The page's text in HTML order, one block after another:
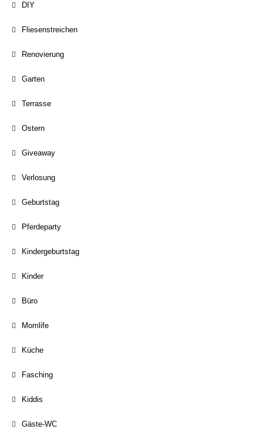
DIY
Fliesenstreichen
Renovierung
Garten
Terrasse
Ostern
Giveaway
Verlosung
Geburtstag
Pferdeparty
Kindergeburtstag
Kinder
Büro
Momlife
Küche
Fasching
Kiddis
Gäste-WC